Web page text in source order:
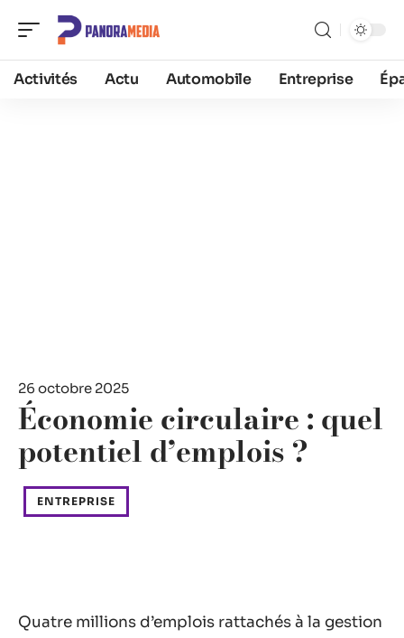
Activités Actu Automobile Entreprise
26 octobre 2025
Économie circulaire : quel
potentiel d’emplois ?
ENTREPRISE
Quatre millions d’emplois rattachés à la gestion